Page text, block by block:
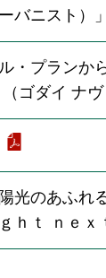
バニスト）
・プラン
ゴダイ ナ
光のあふれ
ｈｔ ｎｅ